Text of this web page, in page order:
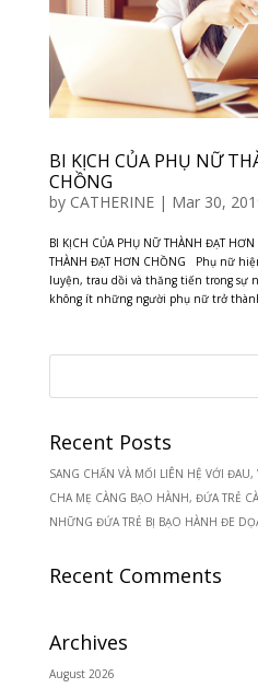
BI KỊCH CỦA PHỤ NỮ
CHỒNG
by CATHERINE| Mar 30,
BI KỊCH CỦA PHỤ NỮ THÀNH ĐẠT
THÀNH ĐẠT HƠN CHỒNG Phụ nữ
luyện, trau dồi và thăng tiến trong sự
không ít những người phụ nữ trở
Recent Posts
SANG CHẤN VÀ MỐI LIÊN HỆ VỚI ĐAU,
CHA MẸ CÀNG BẠO HÀNH, ĐỨA TRẺ
NHỮNG ĐỨA TRẺ BỊ BẠO HÀNH ĐE
Recent Comments
Archives
August 2026